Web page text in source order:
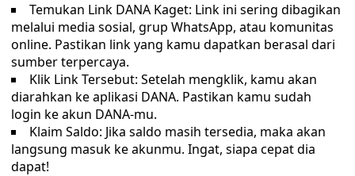
Temukan Link DANA Kaget: Link ini sering dibagikan
melalui media sosial, grup WhatsApp, atau komunitas
online. Pastikan link yang kamu dapatkan berasal dari
sumber terpercaya.
Klik Link Tersebut: Setelah mengklik, kamu akan
diarahkan ke aplikasi DANA. Pastikan kamu sudah
login ke akun DANA-mu.
Klaim Saldo: Jika saldo masih tersedia, maka akan
langsung masuk ke akunmu. Ingat, siapa cepat dia
dapat!